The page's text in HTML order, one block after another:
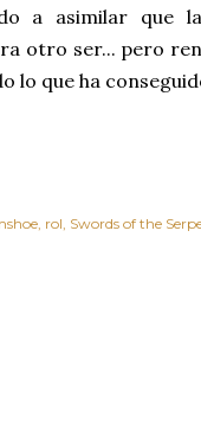
a asimilar que
otro ser... pero
lo que ha
rol Swords of the